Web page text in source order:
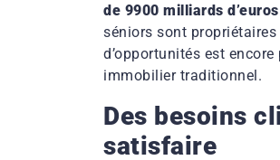
de 9900 milliards d’euros
séniors sont
d’opportunités est
immobilier traditionnel.
Des besoins
satisfaire